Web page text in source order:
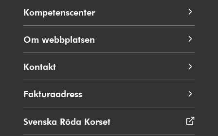
Kompetenscenter
Om webbplatsen
Kontakt
Fakturaadress
Svenska Röda Korset
i